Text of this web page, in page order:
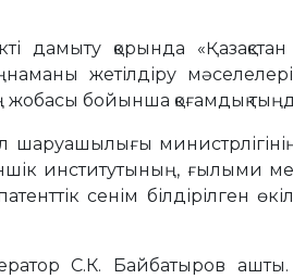
дамыту қорында
жетілдіру
бойынша қоғамдық
министрлігінің,
институтының, ғылыми
сенім білдірілген
С.К. Байбатыров ашты.